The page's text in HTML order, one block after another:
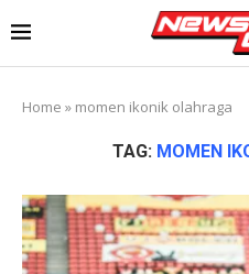
Home » momen ikonik olahraga
TAG: MOMEN